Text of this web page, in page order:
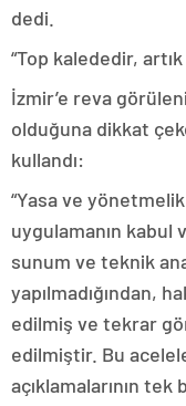
dedi.
“Top kalededir, artık
İzmir’e reva
olduğuna dikkat
kullandı:
“Yasa ve
uygulamanın kabul
sunum ve teknik
yapılmadığından,
edilmiş ve tekrar
edilmiştir. Bu
açıklamalarının